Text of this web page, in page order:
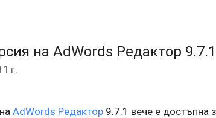
на AdWords Редактор 9.7.1
г.
AdWords Редактор 9.7.1 вече е достъпна